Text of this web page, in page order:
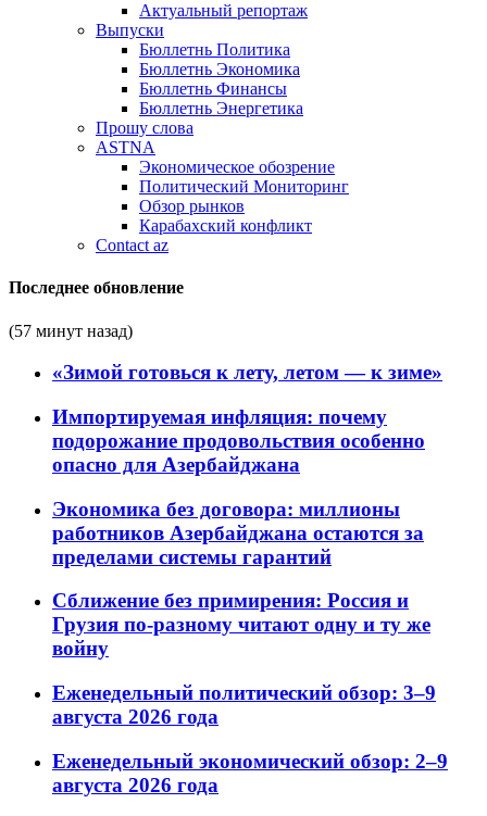
Актуальный репортаж
Выпуски
Бюллетнь Политика
Бюллетнь Экономика
Бюллетнь Финансы
Бюллетнь Энергетика
Прошу слова
ASTNA
Экономическое обозрение
Политический Мониторинг
Обзор рынков
Карабахский конфликт
Contact az
Последнее обновление
(57 минут назад)
«Зимой готовься к лету, летом — к зиме»
Импортируемая инфляция: почему
подорожание продовольствия особенно
опасно для Азербайджана
Экономика без договора: миллионы
работников Азербайджана остаются за
пределами системы гарантий
Сближение без примирения: Россия и
Грузия по-разному читают одну и ту же
войну
Еженедельный политический обзор: 3–9
августа 2026 года
Еженедельный экономический обзор: 2–9
августа 2026 года